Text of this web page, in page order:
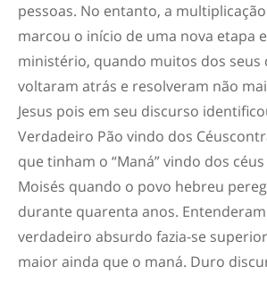
pessoas. No entanto, a
marcou o início de uma nova etapa
ministério, quando muitos dos seus
voltaram atrás e resolveram não
Jesus pois em seu discurso
Verdadeiro Pão vindo dos Céus
que tinham o “Maná”vindo dos céus
Moisés quando o povo hebreu
durante quarenta anos.
verdadeiro absurdo fazia-se
maior ainda que o maná. Duro